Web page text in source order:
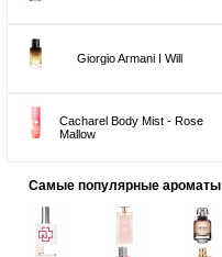
Giorgio Armani I Will
Cacharel Body Mist - Rose
Mallow
Самые популярные ароматы